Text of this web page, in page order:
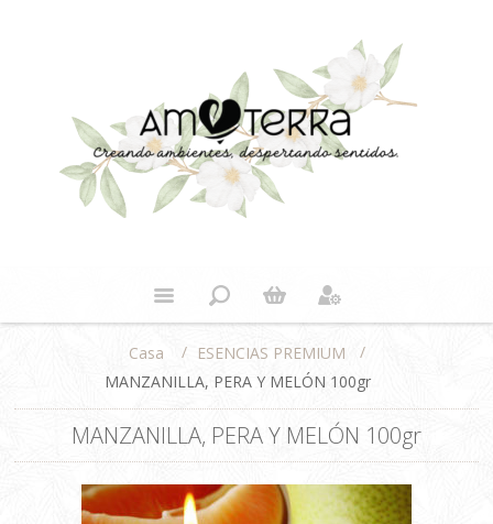
Casa / ESENCIAS PREMIUM
/
MANZANILLA, PERA Y MELÓN 100gr
MANZANILLA, PERA Y MELÓN 100gr